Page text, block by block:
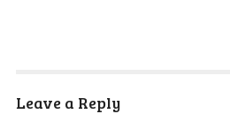
Leave a Reply